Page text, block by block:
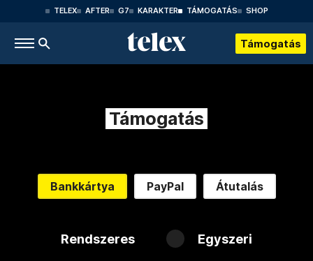
TELEX AFTER G7 KARAKTER TÁMOGATÁS SHOP
Támogatás
Támogatás
Bankkártya PayPal Átutalás
Rendszeres Egyszeri